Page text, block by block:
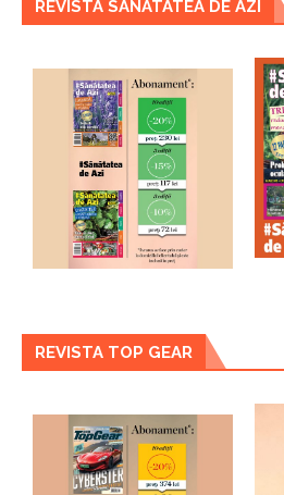
REVISTA SANATATEA DE AZI
REVISTA TOP GEAR